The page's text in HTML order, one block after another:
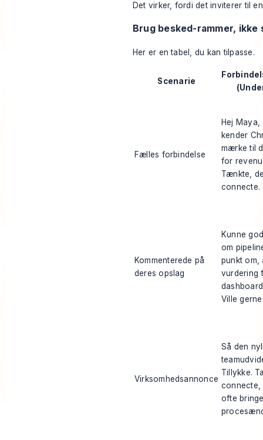
Det virker, fordi det inviterer til
Brug besked-rammer, ikke
Her er en tabel, du kan tilpasse.
Scenarie
Fælles forbindelse
Hej
kender
mærke til
for
Tænkte,
connecte.
Kommenterede på
deres opslag
Kunne
om
punkt om,
vurdering
Ville
Virksomhedsannonce
Så den
Tillykke.
ofte